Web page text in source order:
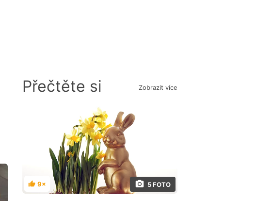
Přečtěte si Zobrazit více
5 FOTO
Hodnocení
9×